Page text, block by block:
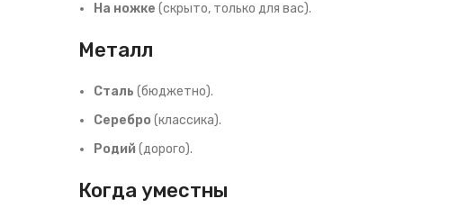
На ножке (скрыто, только для вас).
Металл
Сталь (бюджетно).
Серебро (классика).
Родий (дорого).
Когда уместны